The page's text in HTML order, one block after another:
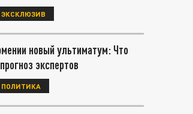
ЭКСКЛЮЗИВ
новый ультиматум: Что
экспертов
ПОЛИТИКА